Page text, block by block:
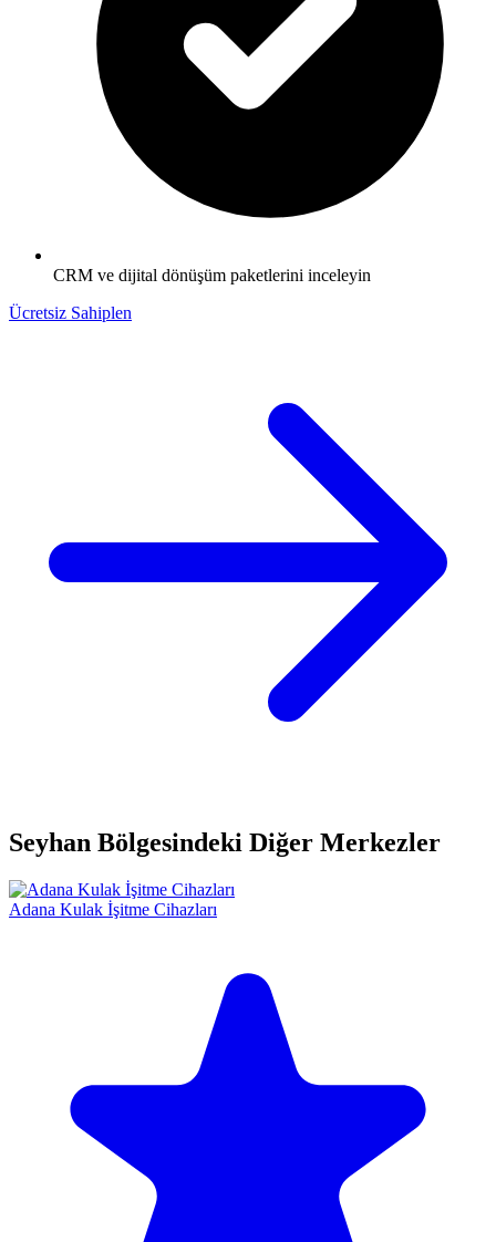
CRM ve dijital dönüşüm paketlerini inceleyin
Ücretsiz Sahiplen
Seyhan Bölgesindeki Diğer Merkezler
Adana Kulak İşitme Cihazları